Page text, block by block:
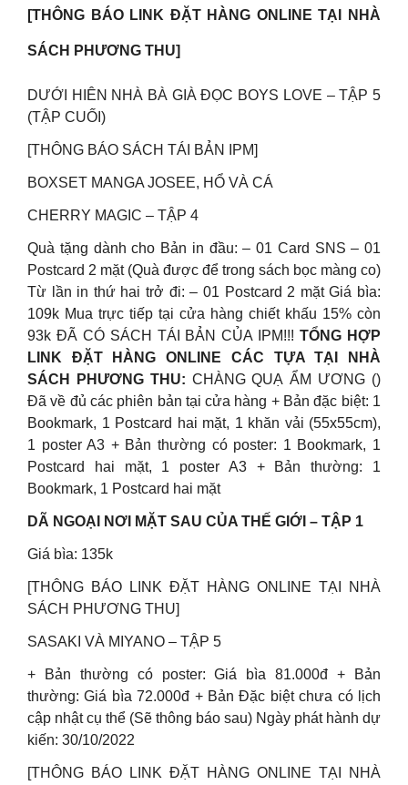
[THÔNG BÁO LINK ĐẶT HÀNG ONLINE TẠI NHÀ
SÁCH PHƯƠNG THU]
DƯỚI HIÊN NHÀ BÀ GIÀ ĐỌC BOYS LOVE – TẬP 5
(TẬP CUỐI)
[THÔNG BÁO SÁCH TÁI BẢN IPM]
BOXSET MANGA JOSEE, HỔ VÀ CÁ
CHERRY MAGIC – TẬP 4
Quà tặng dành cho Bản in đầu: – 01 Card SNS – 01
Postcard 2 mặt (Quà được để trong sách bọc màng co)
Từ lần in thứ hai trở đi: – 01 Postcard 2 mặt Giá bìa:
109k Mua trực tiếp tại cửa hàng chiết khấu 15% còn
93k ĐÃ CÓ SÁCH TÁI BẢN CỦA IPM!!!TỔNG HỢP
LINK ĐẶT HÀNG ONLINE CÁC TỰA TẠI NHÀ
SÁCH PHƯƠNG THU: CHÀNG QUẠ ẨM ƯƠNG ()
Đã về đủ các phiên bản tại cửa hàng + Bản đặc biệt: 1
Bookmark, 1 Postcard hai mặt, 1 khăn vải (55x55cm),
1 poster A3 + Bản thường có poster: 1 Bookmark, 1
Postcard hai mặt, 1 poster A3 + Bản thường: 1
Bookmark, 1 Postcard hai mặt
DÃ NGOẠI NƠI MẶT SAU CỦA THẾ GIỚI – TẬP 1
Giá bìa: 135k
[THÔNG BÁO LINK ĐẶT HÀNG ONLINE TẠI NHÀ
SÁCH PHƯƠNG THU]
SASAKI VÀ MIYANO – TẬP 5
+ Bản thường có poster: Giá bìa 81.000đ + Bản
thường: Giá bìa 72.000đ + Bản Đặc biệt chưa có lịch
cập nhật cụ thể (Sẽ thông báo sau) Ngày phát hành dự
kiến: 30/10/2022
[THÔNG BÁO LINK ĐẶT HÀNG ONLINE TẠI NHÀ